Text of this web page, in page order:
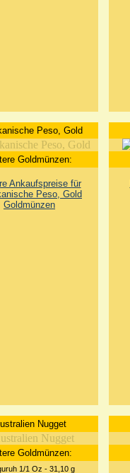
Peso, Gold
Goldmünzen:
Ankaufspreise für
Peso, Gold
Goldmünzen
Nugget
Goldmünzen:
1/1 Oz - 31,10 g